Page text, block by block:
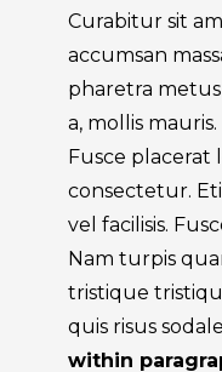
Curabitur sit
accumsan
pharetra
a, mollis
Fusce placerat
consectetur.
vel facilisis.
Nam turpis
tristique
quis risus
within